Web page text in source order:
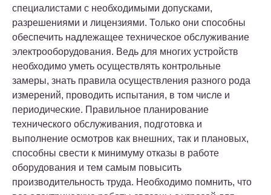
специалистами с необходимыми допусками,
разрешениями и лицензиями. Только они способны
обеспечить надлежащее техническое обслуживание
электрооборудования. Ведь для многих устройств
необходимо уметь осуществлять контрольные
замеры, знать правила осуществления разного рода
измерений, проводить испытания, в том числе и
периодические. Правильное планирование
технического обслуживания, подготовка и
выполнение осмотров как внешних, так и плановых,
способны свести к минимуму отказы в работе
оборудования и тем самым повысить
производительность труда. Необходимо помнить, что